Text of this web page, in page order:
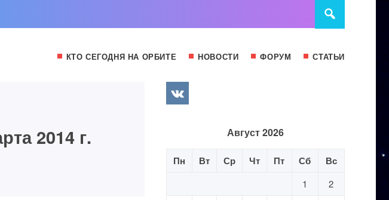
КТО СЕГОДНЯ НА ОРБИТЕ НОВОСТИ ФОРУМ СТАТЬИ
2014 г. Август 2026
Пн Вт Ср Чт Пт Сб Вс
1
2